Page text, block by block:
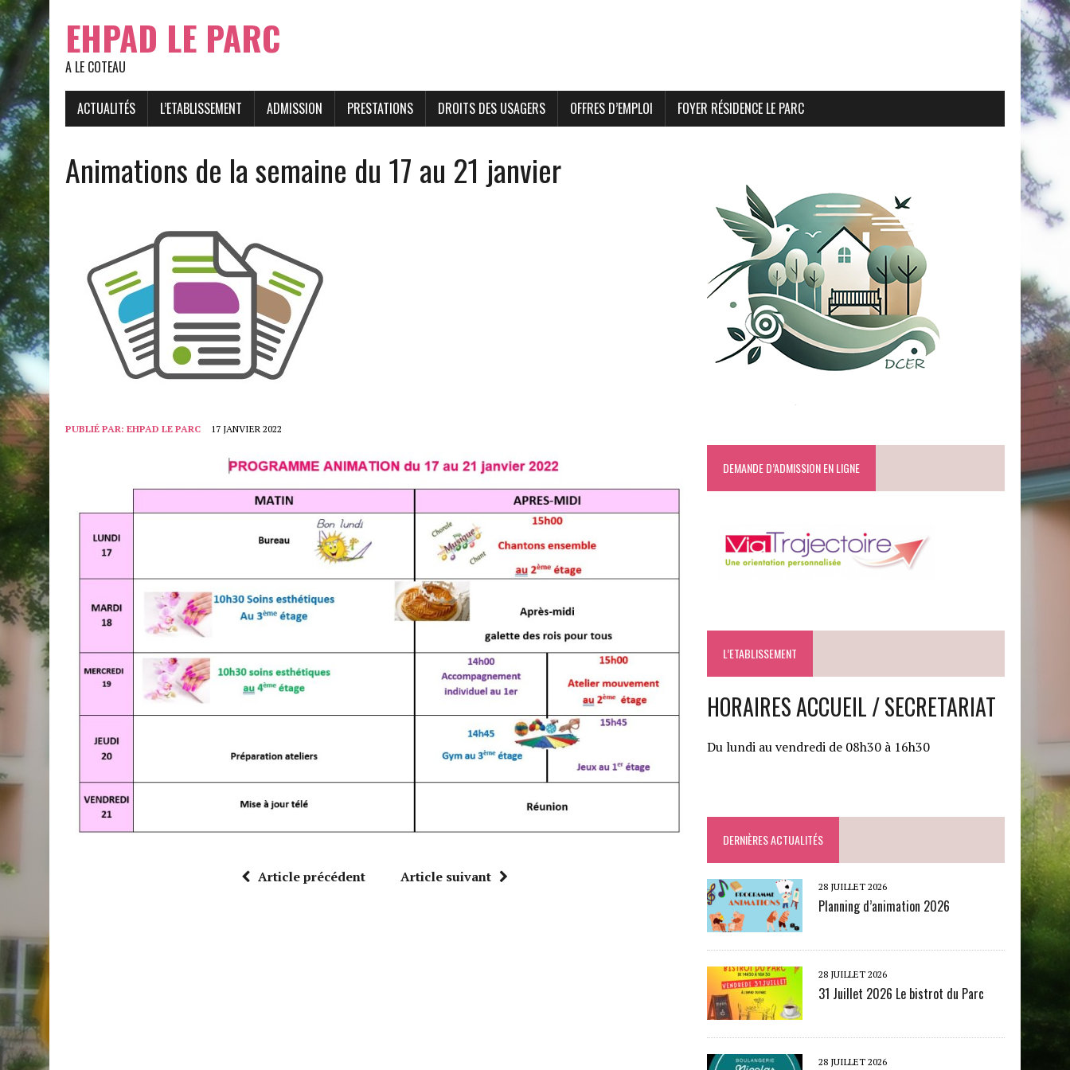
EHPAD LE PARC
A LE COTEAU
ACTUALITÉS L’ETABLISSEMENT ADMISSION PRESTATIONS DROITS DES USAGERS OFFRES D’EMPLOI FOYER RÉSIDENCE LE PARC
Animations de la semaine du 17 au 21 janvier
PUBLIÉ PAR: EHPAD LE PARC 17 JANVIER 2022
Article précédent Article suivant
DEMANDE D’ADMISSION EN LIGNE
L’ETABLISSEMENT
HORAIRES ACCUEIL / SECRETARIAT
Du lundi au vendredi de 08h30 à 16h30
DERNIÈRES ACTUALITÉS
28 JUILLET 2026
Planning d’animation 2026
28 JUILLET 2026
31 Juillet 2026 Le bistrot du Parc
28 JUILLET 2026